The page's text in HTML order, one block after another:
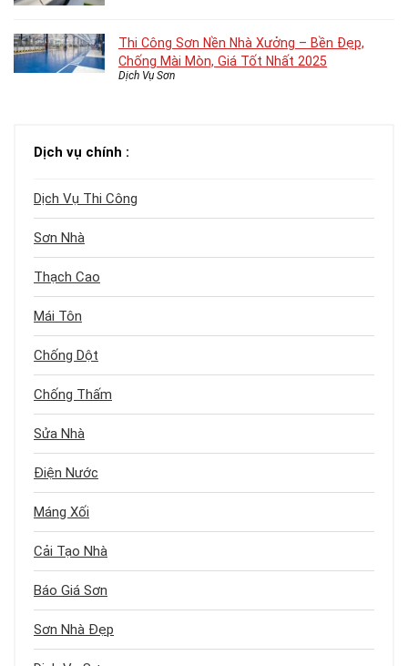
Thi Công Sơn Nền Nhà Xưởng – Bền Đẹp,
Chống Mài Mòn, Giá Tốt Nhất 2025
Dịch Vụ Sơn
Dịch vụ chính :
Dịch Vụ Thi Công
Sơn Nhà
Thạch Cao
Mái Tôn
Chống Dột
Chống Thấm
Sửa Nhà
Điện Nước
Máng Xối
Cải Tạo Nhà
Báo Giá Sơn
Sơn Nhà Đẹp